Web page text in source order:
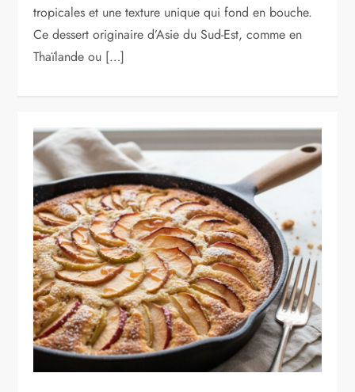
tropicales et une texture unique qui fond en bouche.
Ce dessert originaire d’Asie du Sud-Est, comme en
Thaïlande ou […]